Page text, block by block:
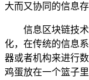
大而又协同的信息
信息区块链技
化，在传统的信息
器或者机构来进行
鸡蛋放在一个篮子